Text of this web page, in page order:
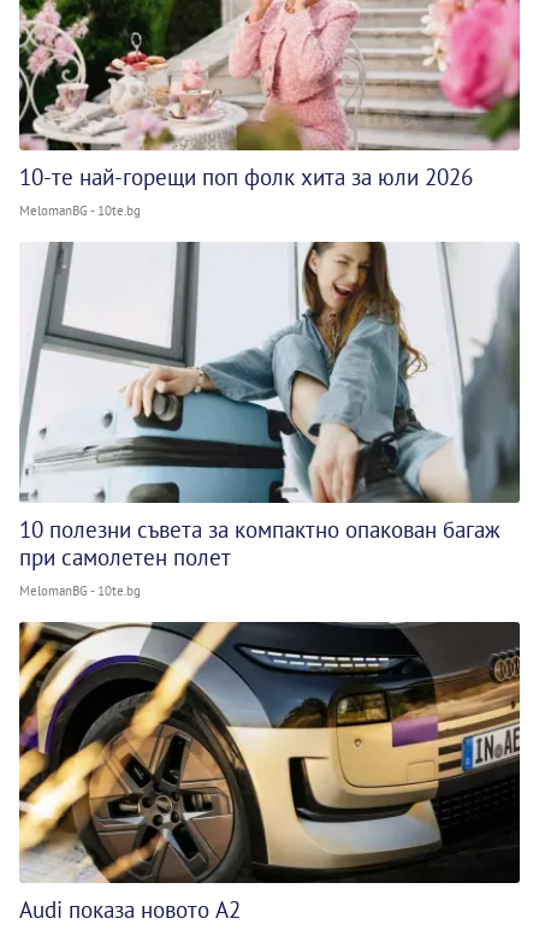
10-те най-горещи поп фолк хита за юли 2026
MelomanBG - 10te.bg
10 полезни съвета за компактно опакован багаж
при самолетен полет
MelomanBG - 10te.bg
Audi показа новото A2